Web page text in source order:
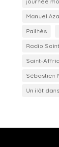
Manuel
Pailhès
Radio
Saint-
Sébastien
Un ilôt